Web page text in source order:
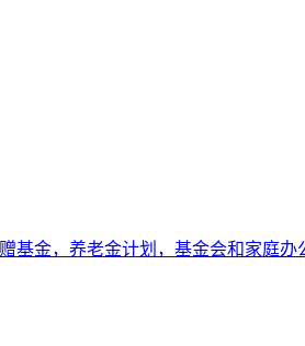
基金，养老金计划，基金会和家庭办